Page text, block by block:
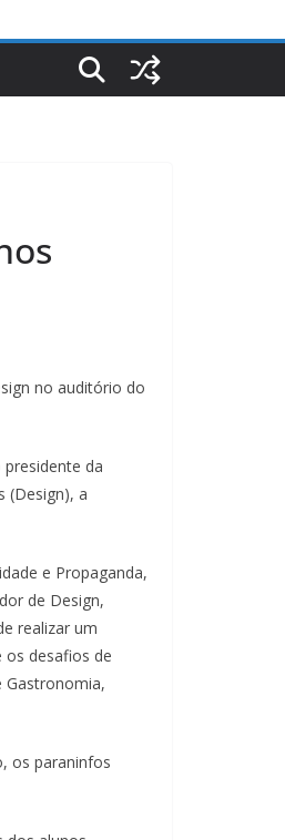
no auditório do
da
(Design), a
e Propaganda,
de Design,
realizar um
os desafios de
Gastronomia,
os paraninfos